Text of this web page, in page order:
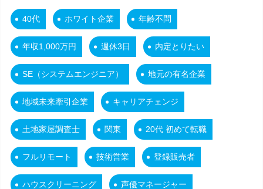
40代 ホワイト企業 年齢不問
年収1,000万円 週休3日 内定とりたい
SE（システムエンジニア） 地元の有名企業
地域未来牽引企業 キャリアチェンジ
土地家屋調査士 関東 20代 初めて転職
フルリモート 技術営業 登録販売者
ハウスクリーニング 声優マネージャー